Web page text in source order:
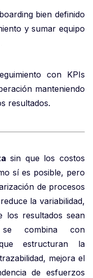
bien definido
y sumar equipo
con KPIs
manteniendo
resultados.
sin que los costos
sí es posible, pero
de procesos
la variabilidad,
los resultados sean
se combina con
estructuran la
mejora el
de esfuerzos